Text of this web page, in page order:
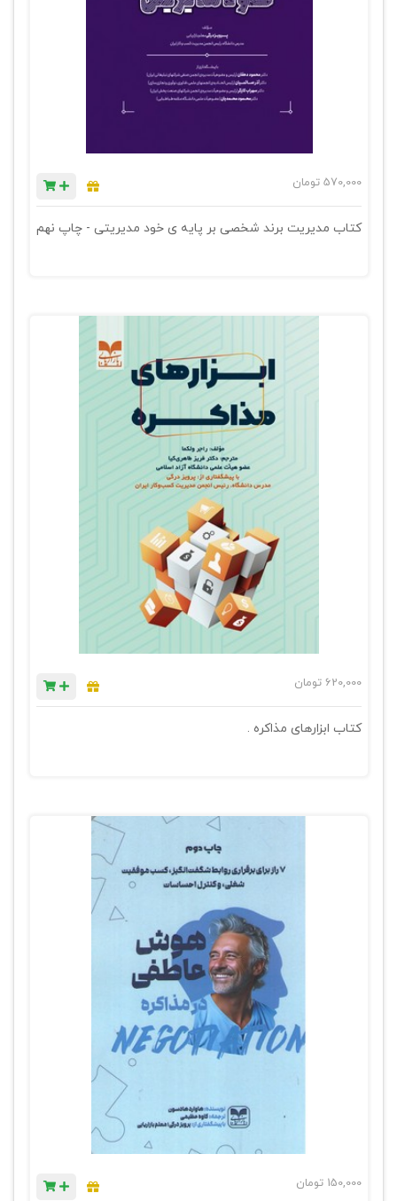
570,000 تومان
کتاب مدیریت برند شخصی بر پایه ی خود مدیریتی - چاپ نهم
620,000 تومان
کتاب ابزارهای مذاکره .
150,000 تومان